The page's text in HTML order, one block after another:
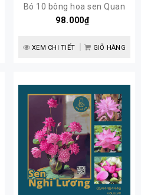
Bó 10 bông hoa sen Quan
âm hồng
98.000₫
XEM CHI TIẾT GIỎ HÀNG